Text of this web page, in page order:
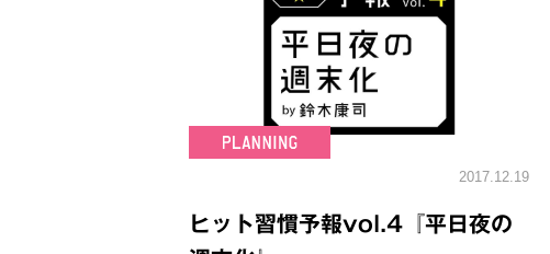
2017.12.19
ヒット習慣予報vol.4『平日夜の